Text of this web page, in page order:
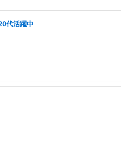
代活躍中